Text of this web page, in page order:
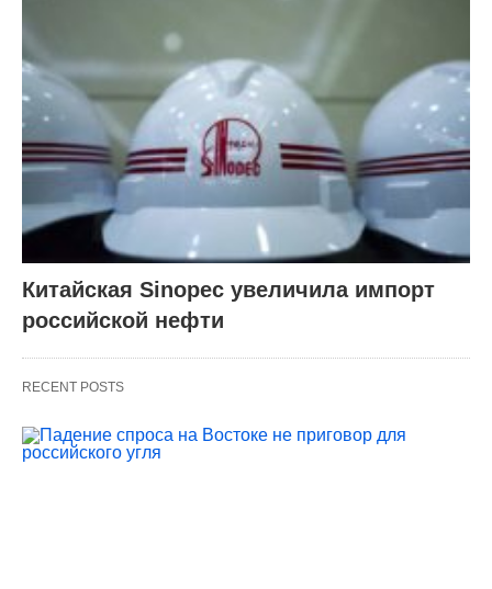
Китайская Sinopec увеличила импорт
российской нефти
RECENT POSTS